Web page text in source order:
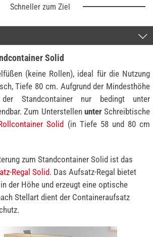
Schneller zum Ziel
Solid
(keine Rollen), ideal für die Nutzung
Tiefe 80 cm. Aufgrund der Mindesthöhe
Standcontainer nur bedingt unter
Zum Unterstellen unterSchreibtische
Solid (in Tiefe 58 und 80 cm
zum Standcontainer Solid ist das
Regal Solid. Das Aufsatz-Regal bietet
der Höhe und erzeugt eine optische
Stellart dient der Containeraufsatz